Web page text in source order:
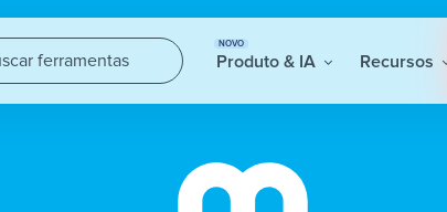
NOVO
Produto & IA Recursos